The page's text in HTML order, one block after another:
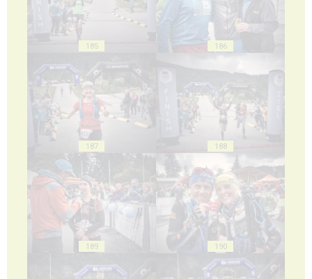
185 186
187 188
189 190